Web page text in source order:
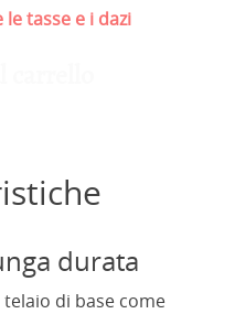
tasse e i dazi
durata
di base come